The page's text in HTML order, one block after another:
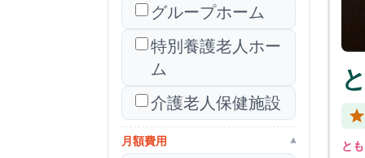
グループホーム
特別養護老人ホー
ム
介護老人保健施設
月額費用 ▾ と